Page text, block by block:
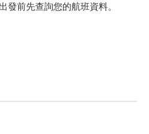
發前先查詢您的航班資料。